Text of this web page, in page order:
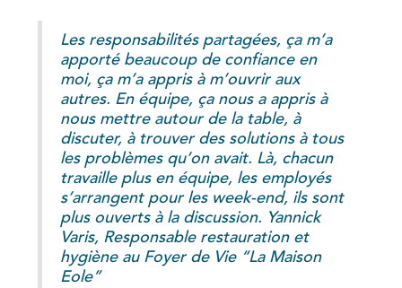
Les responsabilités partagées, ça m’a
apporté beaucoup de confiance en
moi, ça m’a appris à m’ouvrir aux
autres. En équipe, ça nous a appris à
nous mettre autour de la table, à
discuter, à trouver des solutions à tous
les problèmes qu’on avait. Là, chacun
travaille plus en équipe, les employés
s’arrangent pour les week-end, ils sont
plus ouverts à la discussion. Yannick
Varis, Responsable restauration et
hygiène au Foyer de Vie “La Maison
Eole”